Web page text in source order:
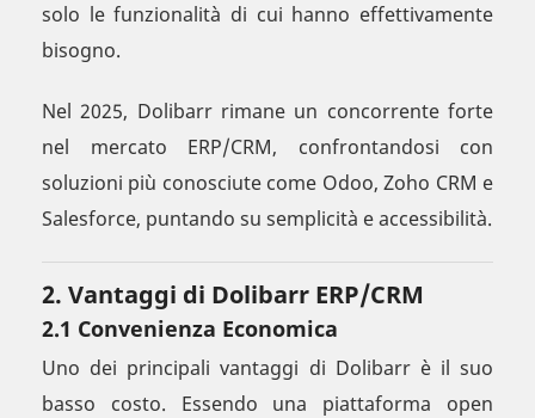
solo le funzionalità di cui hanno effettivamente
bisogno.
Nel 2025, Dolibarr rimane un concorrente forte
nel mercato ERP/CRM, confrontandosi con
soluzioni più conosciute come Odoo, Zoho CRM e
Salesforce, puntando su semplicità e accessibilità.
2. Vantaggi di Dolibarr ERP/CRM
2.1 Convenienza Economica
Uno dei principali vantaggi di Dolibarr è il suo
basso costo. Essendo una piattaforma open